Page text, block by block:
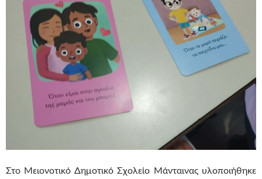
Στο Μειονοτικό Δημοτικό Σχολείο Μάνταινας υλοποιήθηκε